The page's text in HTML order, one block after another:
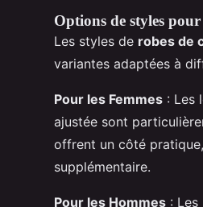
Options de styles pour
Les styles de robes de
variantes adaptées à
Pour les Femmes : Les
ajustée sont
offrent un côté
supplémentaire.
Pour les Hommes :